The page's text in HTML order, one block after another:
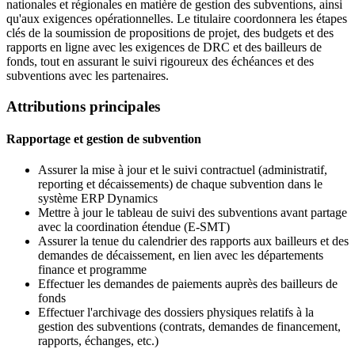
nationales et régionales en matière de gestion des subventions, ainsi
qu'aux exigences opérationnelles. Le titulaire coordonnera les étapes
clés de la soumission de propositions de projet, des budgets et des
rapports en ligne avec les exigences de DRC et des bailleurs de
fonds, tout en assurant le suivi rigoureux des échéances et des
subventions avec les partenaires.
Attributions principales
Rapportage et gestion de subvention
Assurer la mise à jour et le suivi contractuel (administratif,
reporting et décaissements) de chaque subvention dans le
système ERP Dynamics
Mettre à jour le tableau de suivi des subventions avant partage
avec la coordination étendue (E-SMT)
Assurer la tenue du calendrier des rapports aux bailleurs et des
demandes de décaissement, en lien avec les départements
finance et programme
Effectuer les demandes de paiements auprès des bailleurs de
fonds
Effectuer l'archivage des dossiers physiques relatifs à la
gestion des subventions (contrats, demandes de financement,
rapports, échanges, etc.)